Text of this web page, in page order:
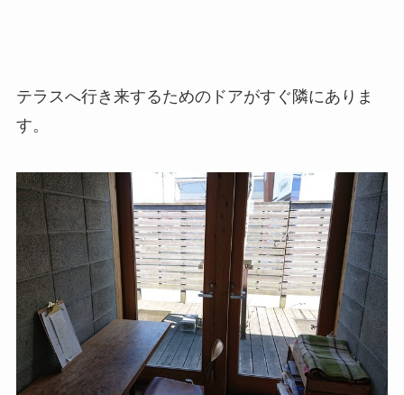
テラスへ行き来するためのドアがすぐ隣にありま
す。